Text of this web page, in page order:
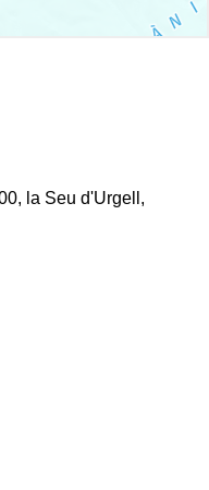
la Seu d'Urgell,